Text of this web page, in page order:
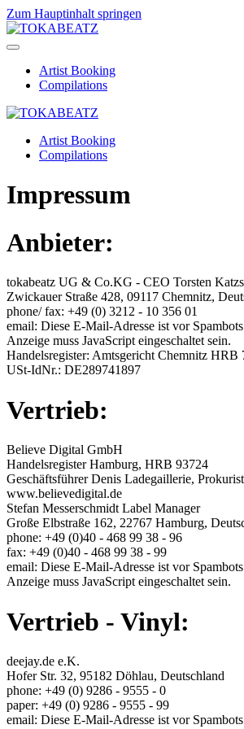
Zum Hauptinhalt springen
Artist Booking
Compilations
Artist Booking
Compilations
Impressum
Anbieter:
tokabeatz UG & Co.KG - CEO Torsten
Zwickauer Straße 428, 09117 Chemnitz,
phone/ fax: +49 (0) 3212 - 10 356 01
email: Diese E-Mail-Adresse ist vor
Anzeige muss JavaScript eingeschaltet sein.
Handelsregister: Amtsgericht Chemnitz HRB
USt-IdNr.: DE289741897
Vertrieb:
Believe Digital GmbH
Handelsregister Hamburg, HRB 93724
Geschäftsführer Denis Ladegaillerie,
www.believedigital.de
Stefan Messerschmidt Label Manager
Große Elbstraße 162, 22767 Hamburg,
phone: +49 (0)40 - 468 99 38 - 96
fax: +49 (0)40 - 468 99 38 - 99
email: Diese E-Mail-Adresse ist vor
Anzeige muss JavaScript eingeschaltet sein.
Vertrieb - Vinyl:
deejay.de e.K.
Hofer Str. 32, 95182 Döhlau, Deutschland
phone: +49 (0) 9286 - 9555 - 0
paper: +49 (0) 9286 - 9555 - 99
email: Diese E-Mail-Adresse ist vor